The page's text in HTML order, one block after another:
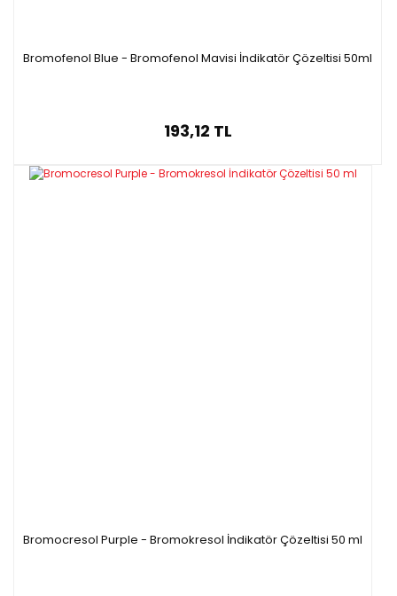
Bromofenol Blue - Bromofenol Mavisi İndikatör Çözeltisi 50ml
193,12 TL
Bromocresol Purple - Bromokresol İndikatör Çözeltisi 50 ml